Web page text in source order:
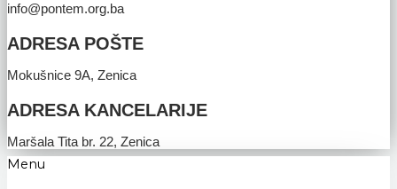
info@pontem.org.ba
ADRESA POŠTE
Mokušnice 9A, Zenica
ADRESA KANCELARIJE
Maršala Tita br. 22, Zenica
Menu